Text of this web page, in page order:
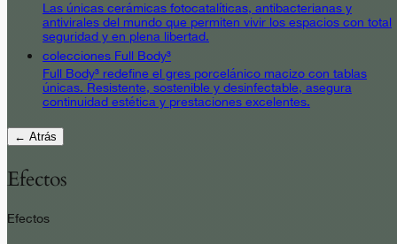
Las únicas cerámicas fotocatalíticas, antibacterianas y
antivirales del mundo que permiten vivir los espacios con total
seguridad y en plena libertad.
colecciones Full Body³
Full Body³ redefine el gres porcelánico macizo con tablas
únicas. Resistente, sostenible y desinfectable, asegura
continuidad estética y prestaciones excelentes.
← Atrás
Efectos
Efectos